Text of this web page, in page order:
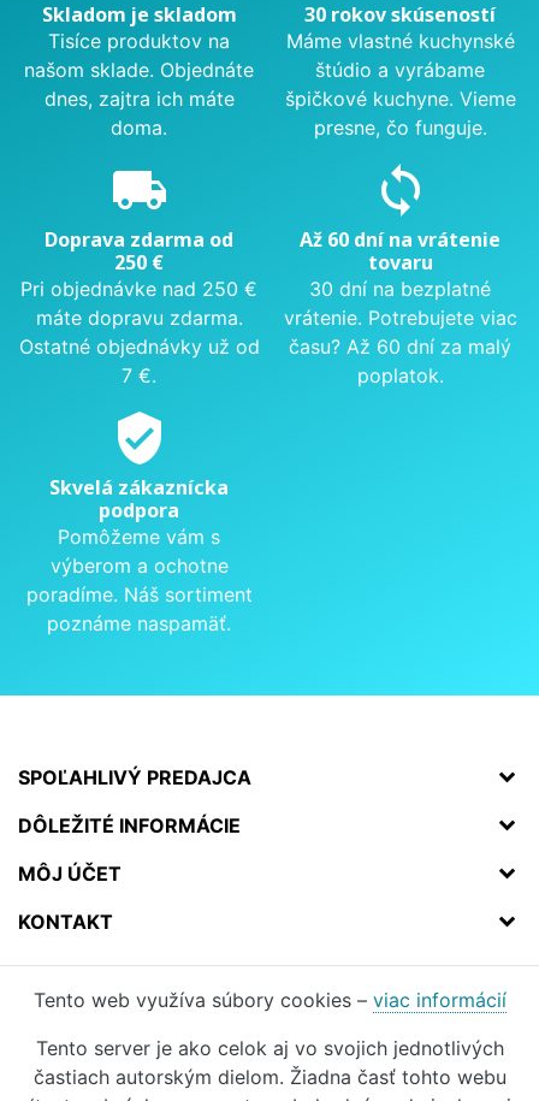
Skladom je skladom
Tisíce produktov na
našom sklade. Objednáte
dnes, zajtra ich máte
doma.
30 rokov skúseností
Máme vlastné kuchynské
štúdio a vyrábame
špičkové kuchyne. Vieme
presne, čo funguje.
local_shipping
Doprava zdarma od
250 €
Pri objednávke nad 250 €
máte dopravu zdarma.
Ostatné objednávky už od
7 €.
sync
Až 60 dní na vrátenie
tovaru
30 dní na bezplatné
vrátenie. Potrebujete viac
času? Až 60 dní za malý
poplatok.
verified_user
Skvelá zákaznícka
podpora
Pomôžeme vám s
výberom a ochotne
poradíme. Náš sortiment
poznáme naspamäť.
SPOĽAHLIVÝ PREDAJCA
DÔLEŽITÉ INFORMÁCIE
MÔJ ÚČET
KONTAKT
Tento web využíva súbory cookies – viac informácií
Tento server je ako celok aj vo svojich jednotlivých
častiach autorským dielom. Žiadna časť tohto webu